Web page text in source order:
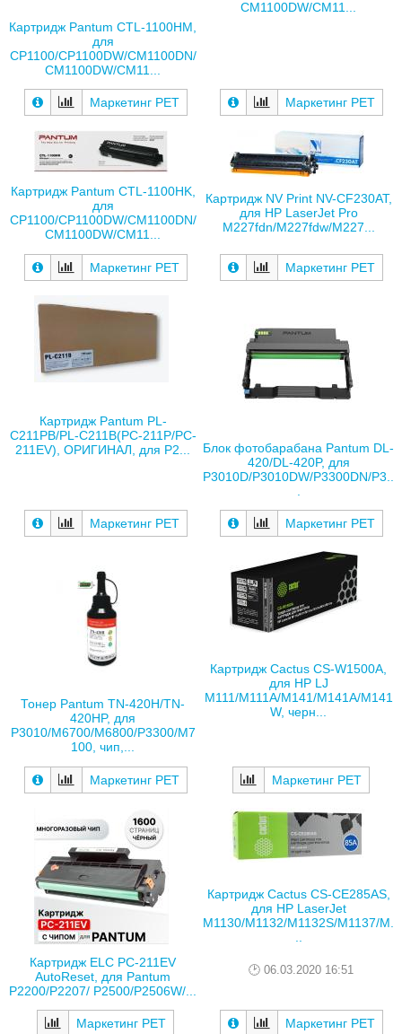
Картридж Pantum CTL-1100HM,
для
CP1100/CP1100DW/CM1100DN/
CM1100DW/CM11...
Маркетинг РЕТ
CM1100DW/CM11...
Маркетинг РЕТ
Картридж Pantum CTL-1100HK,
для
CP1100/CP1100DW/CM1100DN/
CM1100DW/CM11...
Маркетинг РЕТ
Картридж NV Print NV-CF230AT,
для HP LaserJet Pro
M227fdn/M227fdw/M227...
Маркетинг РЕТ
Картридж Pantum PL-
C211PB/PL-C211B(PC-211P/PC-
211EV), ОРИГИНАЛ, для P2...
Маркетинг РЕТ
Блок фотобарабана Pantum DL-
420/DL-420P, для
P3010D/P3010DW/P3300DN/P3..
Маркетинг РЕТ
Тонер Pantum TN-420H/TN-
420HP, для
P3010/M6700/M6800/P3300/M7
100, чип,...
Маркетинг РЕТ
Картридж Cactus CS-W1500A,
для HP LJ
M111/M111A/M141/M141A/M141
W, черн...
Маркетинг РЕТ
Картридж ELC PC-211EV
AutoReset, для Pantum
P2200/P2207/ P2500/P2506W/...
Маркетинг РЕТ
Картридж Cactus CS-CE285AS,
для HP LaserJet
M1130/M1132/M1132S/M1137/M.
06.03.2020 16:51
Маркетинг РЕТ